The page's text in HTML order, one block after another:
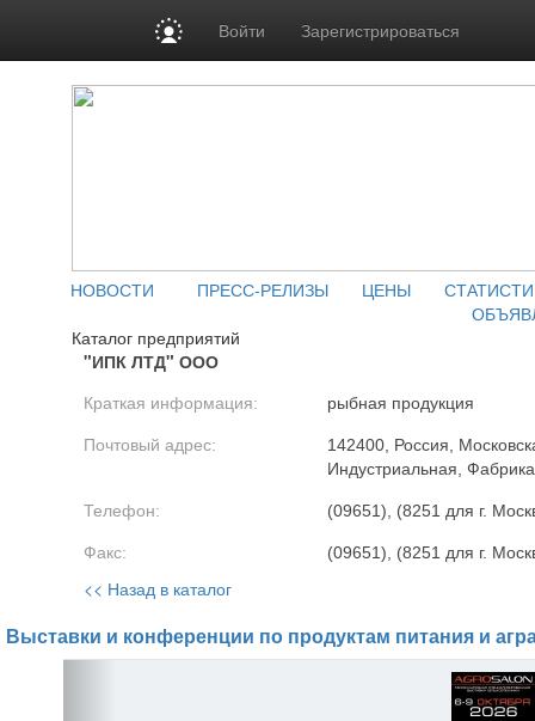
Войти Зарегистрироваться
НОВОСТИ ПРЕСС-РЕЛИЗЫ ЦЕНЫ
Каталог предприятий
"ИПК ЛТД" ООО
Краткая информация: рыбная продукция
Почтовый адрес:
142400, Россия,
Индустриальная,
Телефон: (09651), (8251 для г.
Факс: (09651), (8251 для г.
<< Назад в каталог
Выставки и конференции по продуктам питания и